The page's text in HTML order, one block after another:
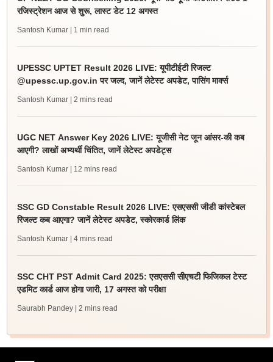
रजिस्ट्रेशन आज से शुरू, लास्ट डेट 12 अगस्त
Santosh Kumar | 1 min read
UPESSC UPTET Result 2026 LIVE: यूपीटीईटी रिजल्ट
@upessc.up.gov.in पर जल्द, जानें लेटेस्ट अपडेट, पासिंग मार्क्स
Santosh Kumar | 2 mins read
UGC NET Answer Key 2026 LIVE: यूजीसी नेट जून आंसर-की कब
आएगी? लाखों अभ्यर्थी चिंतित, जानें लेटेस्ट अपडेट्स
Santosh Kumar | 12 mins read
SSC GD Constable Result 2026 LIVE: एसएससी जीडी कांस्टेबल
रिजल्ट कब आएगा? जानें लेटेस्ट अपडेट, स्कोरकार्ड लिंक
Santosh Kumar | 4 mins read
SSC CHT PST Admit Card 2025: एसएससी सीएचटी फिजिकल टेस्ट
एडमिट कार्ड आज होगा जारी, 17 अगस्त को परीक्षा
Saurabh Pandey | 2 mins read